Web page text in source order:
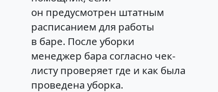
он предусмотрен штатным
расписанием для работы
в баре. После уборки
менеджер бара согласно чек-
листу проверяет где и как была
проведена уборка.